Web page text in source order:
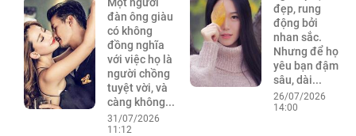
đàn ông giàu
có không
đồng nghĩa
với việc họ là
người chồng
tuyệt vời, và
càng không...
31/07/2026
11:12
đẹp, rung
động bởi
nhan sắc.
Nhưng để họ
yêu bạn đậm
sâu, dài...
26/07/2026
14:00